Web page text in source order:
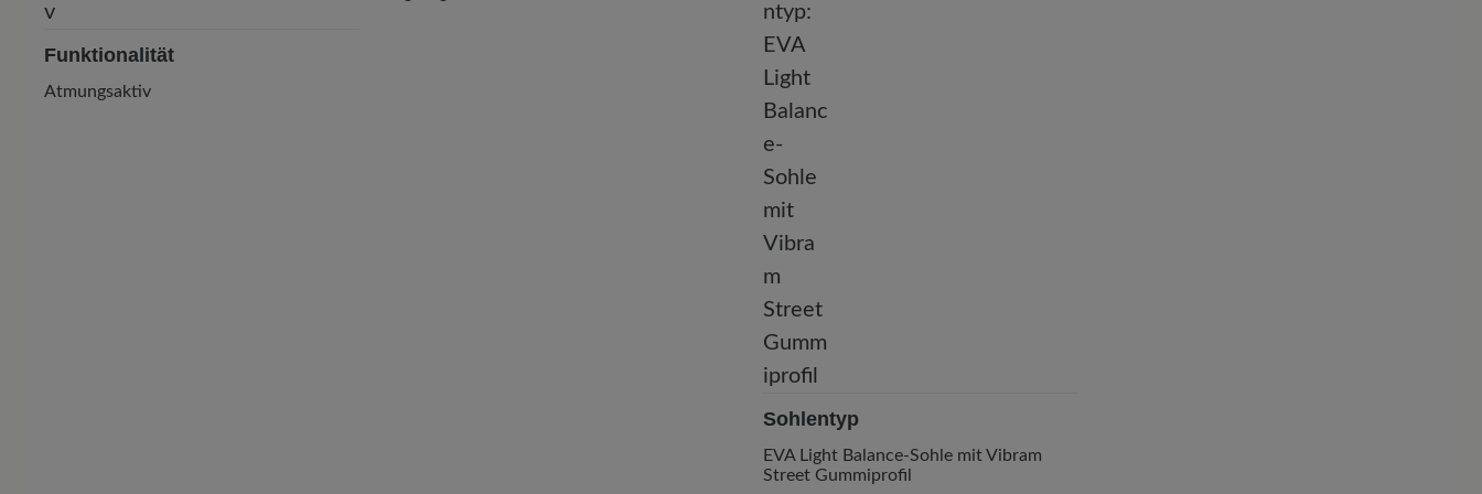
Funktionalität
Atmungsaktiv
Sohlentyp
EVA Light Balance-Sohle mit Vibram
Street Gummiprofil